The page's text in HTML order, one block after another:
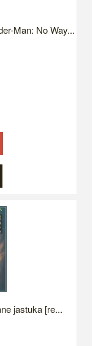
Man: No Way...
jastuka [re...